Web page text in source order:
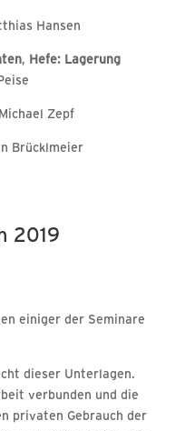
Hansen
,
Hefe: Lagerung
Zepf
Brücklmeier
2019
einiger der Seminare
dieser Unterlagen.
verbunden und die
privaten Gebrauch der